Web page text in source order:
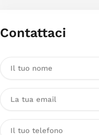
Contattaci